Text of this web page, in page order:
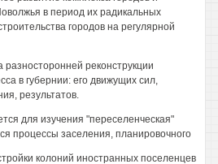
в период их радикальных
городов на регулярной
реконструкции
в губернии: его движущих сил,
результатов.
для изучения "переселенческая"
процессы заселения, планировочного
колоний иностранных поселенцев